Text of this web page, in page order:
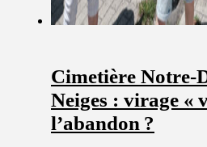
Cimetière Notre-
Neiges : virage «
l’abandon ?